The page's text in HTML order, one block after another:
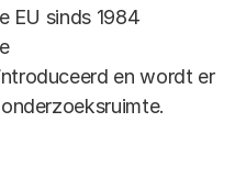
EU sinds 1984
en wordt er